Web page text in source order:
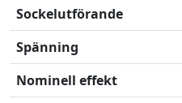
Sockelutförande
Spänning
Nominell effekt